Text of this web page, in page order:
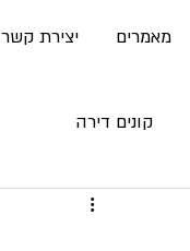
מאמרים יצירת קשר
קונים דירה